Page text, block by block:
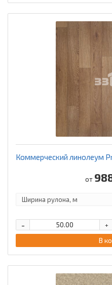
Коммерческий линолеум
от
+
-
В